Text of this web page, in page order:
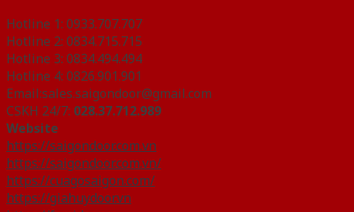
Hotline 1: 0933.707.707
Hotline 2: 0834.715.715
Hotline 3: 0834.494.494
Hotline 4: 0826.901.901
Email:sales.saigondoor@gmail.com
CSKH 24/7: 028.37.712.989
Website
https://saigondoor.com.vn
https://saigondoor.com.vn/
https://cuagosaigon.com/
https://giahuydoor.vn